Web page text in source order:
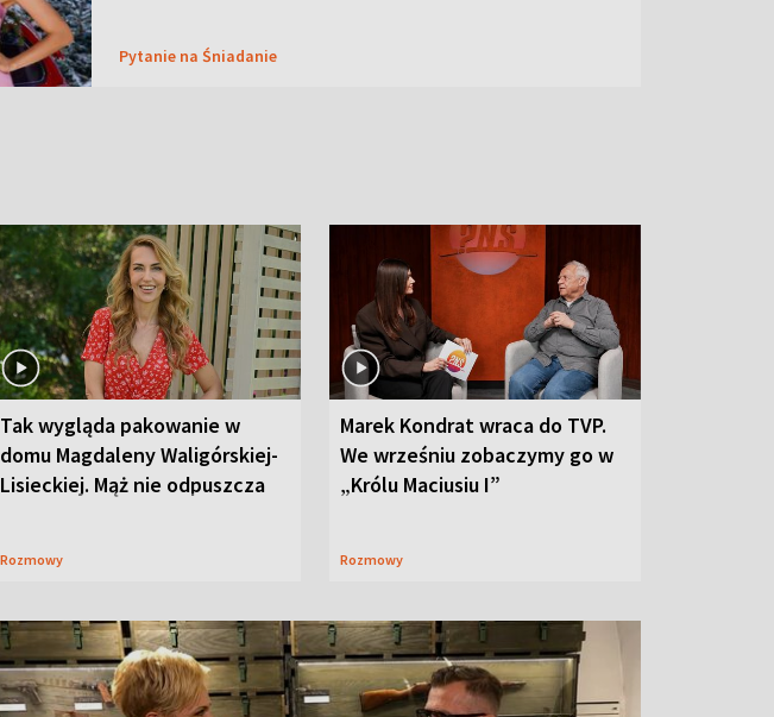
Pytanie na Śniadanie
Tak wygląda pakowanie w
domu Magdaleny Waligórskiej-
Lisieckiej. Mąż nie odpuszcza
Rozmowy
Marek Kondrat wraca do TVP.
We wrześniu zobaczymy go w
„Królu Maciusiu I”
Rozmowy